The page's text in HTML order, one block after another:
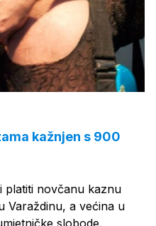
kažnjen s 900
platiti novčanu kaznu
Varaždinu, a većina u